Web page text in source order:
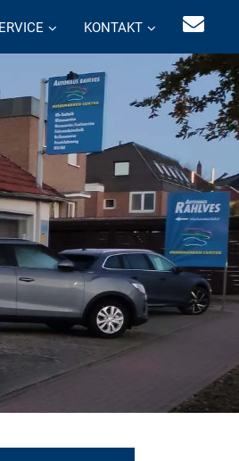
KONTAKT